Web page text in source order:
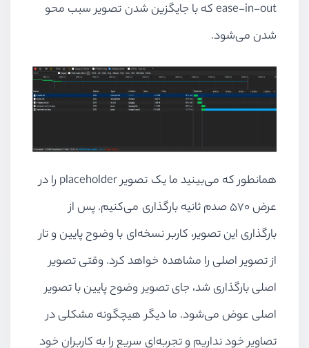
ease-in-outکه با جایگزین شدن تصویر سبب محو
شدن می‌شود.
همانطور که می‌بینید ما یک تصویرplaceholder را در
عرض ۵۷۰ صدم ثانیه بارگذاری می‌کنیم. پس از
بارگذاری این تصویر، کاربر نسخه‌ای با وضوح پایین و تار
از تصویر اصلی را مشاهده خواهد کرد. وقتی تصویر
اصلی بارگذاری شد، جای تصویر وضوح پایین با تصویر
اصلی عوض می‌شود. ما دیگر هیچگونه مشکلی در
تصاویر خود نداریم و تجربه‌ای سریع را به کاربران خود